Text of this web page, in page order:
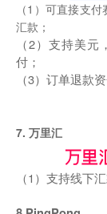
（1）可直接支
汇款；
（2）支持美
付；
（3）订单退款
7. 万里汇
（1）支持线下